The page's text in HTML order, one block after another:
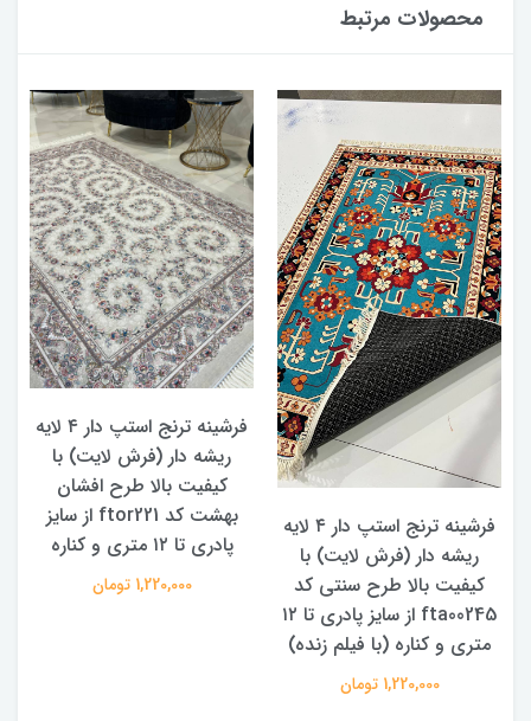
محصولات مرتبط
فرشینه ترنج استپ دار ۴ لایه
ریشه دار (فرش لایت) با
کیفیت بالا طرح سنتی کد
fta00245 از سایز پادری تا ۱۲
متری و کناره (با فیلم زنده)
1,220,000 تومان
فرشینه ترنج استپ دار ۴ لایه
ریشه دار (فرش لایت) با
کیفیت بالا طرح افشان
بهشت کد ftor221 از سایز
پادری تا ۱۲ متری و کناره
1,220,000 تومان